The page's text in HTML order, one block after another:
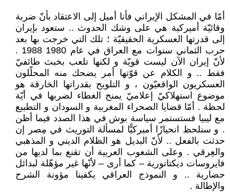
أمّا في المشكل الإيراني فأنا أميل إلى الاعتقاد بأنّ ضربة
وقائيّة أميركية هي على وشك الحدوث .. ستعود بإيران
إلى قدرتها العسكرية الحقيقيّة ؛ تلك التي خرجت بها بعد
حرب الثماني سنوات مع العراق في عام 1980 1988 .
لأنّ إيران الآن ليست قويّة و لكنها تلعب بخبث طائفيّ
فقط .. و الكلام عن قوّتها أمر يضحك منه المحلّلون
العسكريون الواقعيّون ، و التلويح بقدراتها الخارقة هو
موضوع استهلاكيّ إعلاميّ يمنح الغطاء لضربها في أيّة
لحظة . أمّا قضايا الصحراء المغربية و السودان و التطبيع
مع ليبيا فستستمر سياسة بوش في هذا الصدد فيما أظن
. و سنلحظ انحيازًا أميركيًّا لمسألة التوريث في مِصر إن
حدثت بالفعل .. لأنّ البديل هو الظلام الديني و المذهبي
والعِرقي . وعلى الشعوب العربية أن تقنع بما لديها من
فايروسات ديكتاتورية – كما أرى – لأنّها غير مؤهّلة لبدائل
حضارية .. و النموذج العراقي يكفينا مؤونة الشرح
والإطالة .